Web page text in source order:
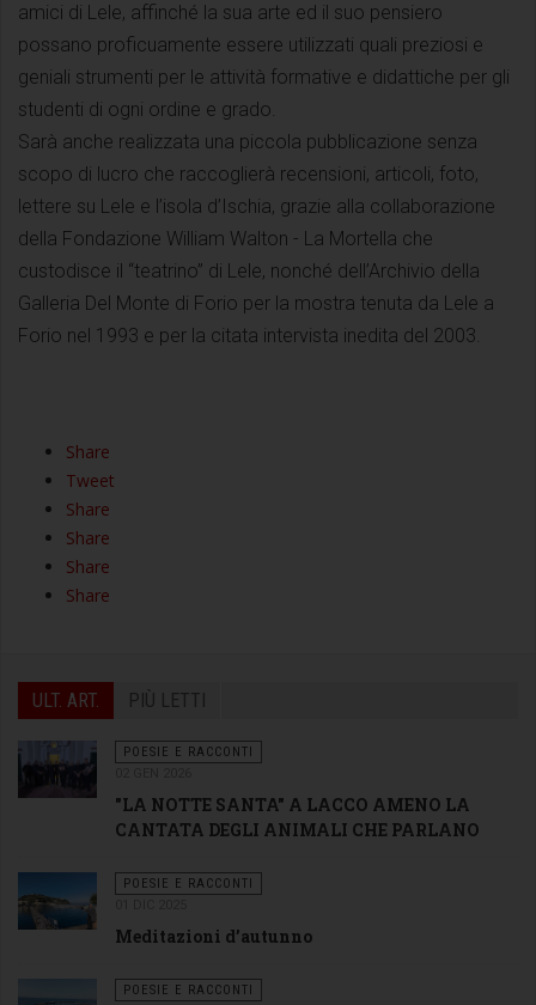
amici di Lele, affinché la sua arte ed il suo pensiero
possano proficuamente essere utilizzati quali preziosi e
geniali strumenti per le attività formative e didattiche per gli
studenti di ogni ordine e grado.
Sarà anche realizzata una piccola pubblicazione senza
scopo di lucro che raccoglierà recensioni, articoli, foto,
lettere su Lele e l’isola d’Ischia, grazie alla collaborazione
della Fondazione William Walton - La Mortella che
custodisce il “teatrino” di Lele, nonché dell’Archivio della
Galleria Del Monte di Forio per la mostra tenuta da Lele a
Forio nel 1993 e per la citata intervista inedita del 2003.
Share
Tweet
Share
Share
Share
Share
ULT. ART. PIÙ LETTI
POESIE E RACCONTI
"LA NOTTE SANTA" A LACCO AMENO LA
CANTATA DEGLI ANIMALI CHE PARLANO
POESIE E RACCONTI
Meditazioni d’autunno
POESIE E RACCONTI